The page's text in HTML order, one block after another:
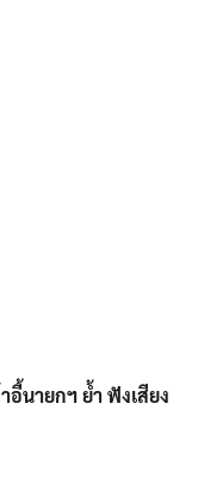
อี้นายกฯ​ ย้ำ​ ฟังเสียง